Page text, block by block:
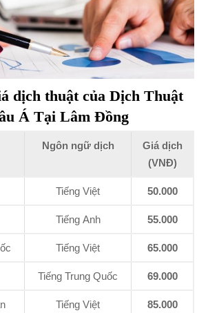
dịch thuật của Dịch Thuật
Á Tại Lâm Đồng
Ngôn ngữ dịch
Giá dịch
(VNĐ)
Tiếng Việt 50.000
Tiếng Anh 55.000
Tiếng Việt 65.000
Tiếng Trung Quốc 69.000
Tiếng Việt 85.000